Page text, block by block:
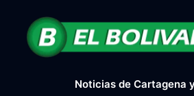
Noticias de Cartagena